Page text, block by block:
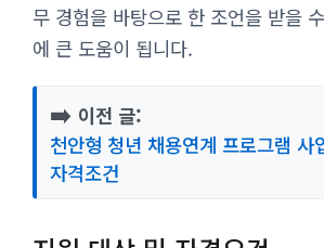
무 경험을 바탕으로 한 조언을 받을
에 큰 도움이 됩니다.
➡️ 이전 글:
천안형 청년 채용연계 프로그램 사
자격조건